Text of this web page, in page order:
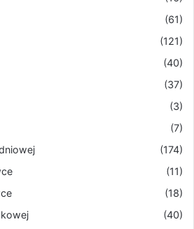
(61)
(121)
(40)
(37)
(3)
(7)
(174)
(11)
(18)
(40)